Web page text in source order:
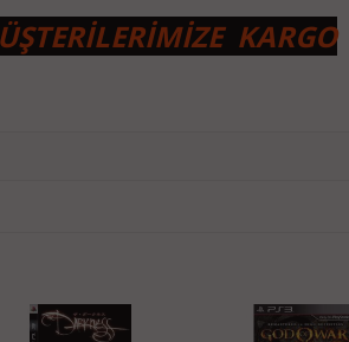
KARGO